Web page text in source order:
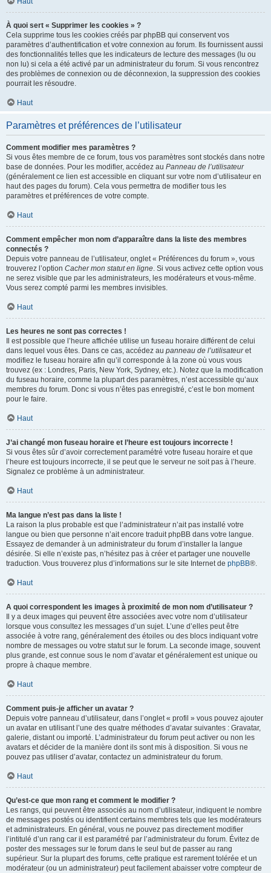
À quoi sert « Supprimer les cookies » ?
Cela supprime tous les cookies créés par phpBB qui conservent vos
paramètres d’authentification et votre connexion au forum. Ils fournissent aussi
des fonctionnalités telles que les indicateurs de lecture des messages (lu ou
non lu) si cela a été activé par un administrateur du forum. Si vous rencontrez
des problèmes de connexion ou de déconnexion, la suppression des cookies
pourrait les résoudre.
Haut
Paramètres et préférences de l’utilisateur
Comment modifier mes paramètres ?
Si vous êtes membre de ce forum, tous vos paramètres sont stockés dans notre
base de données. Pour les modifier, accédez au Panneau de l’utilisateur
(généralement ce lien est accessible en cliquant sur votre nom d’utilisateur en
haut des pages du forum). Cela vous permettra de modifier tous les
paramètres et préférences de votre compte.
Haut
Comment empêcher mon nom d’apparaître dans la liste des membres
connectés ?
Depuis votre panneau de l’utilisateur, onglet « Préférences du forum », vous
trouverez l’option Cacher mon statut en ligne. Si vous activez cette option vous
ne serez visible que par les administrateurs, les modérateurs et vous-même.
Vous serez compté parmi les membres invisibles.
Haut
Les heures ne sont pas correctes !
Il est possible que l’heure affichée utilise un fuseau horaire différent de celui
dans lequel vous êtes. Dans ce cas, accédez au panneau de l’utilisateuret
modifiez le fuseau horaire afin qu’il corresponde à la zone où vous vous
trouvez (ex : Londres, Paris, New York, Sydney, etc.). Notez que la modification
du fuseau horaire, comme la plupart des paramètres, n’est accessible qu’aux
membres du forum. Donc si vous n’êtes pas enregistré, c’est le bon moment
pour le faire.
Haut
J’ai changé mon fuseau horaire et l’heure est toujours incorrecte !
Si vous êtes sûr d’avoir correctement paramétré votre fuseau horaire et que
l’heure est toujours incorrecte, il se peut que le serveur ne soit pas à l’heure.
Signalez ce problème à un administrateur.
Haut
Ma langue n’est pas dans la liste !
La raison la plus probable est que l’administrateur n’ait pas installé votre
langue ou bien que personne n’ait encore traduit phpBB dans votre langue.
Essayez de demander à un administrateur du forum d’installer la langue
désirée. Si elle n’existe pas, n’hésitez pas à créer et partager une nouvelle
traduction. Vous trouverez plus d’informations sur le site Internet de phpBB®.
Haut
A quoi correspondent les images à proximité de mon nom d’utilisateur ?
Il y a deux images qui peuvent être associées avec votre nom d’utilisateur
lorsque vous consultez les messages d’un sujet. L’une d’elles peut être
associée à votre rang, généralement des étoiles ou des blocs indiquant votre
nombre de messages ou votre statut sur le forum. La seconde image, souvent
plus grande, est connue sous le nom d’avatar et généralement est unique ou
propre à chaque membre.
Haut
Comment puis-je afficher un avatar ?
Depuis votre panneau d’utilisateur, dans l’onglet « profil » vous pouvez ajouter
un avatar en utilisant l’une des quatre méthodes d’avatar suivantes : Gravatar,
galerie, distant ou importé. L’administrateur du forum peut activer ou non les
avatars et décider de la manière dont ils sont mis à disposition. Si vous ne
pouvez pas utiliser d’avatar, contactez un administrateur du forum.
Haut
Qu’est-ce que mon rang et comment le modifier ?
Les rangs, qui peuvent être associés au nom d’utilisateur, indiquent le nombre
de messages postés ou identifient certains membres tels que les modérateurs
et administrateurs. En général, vous ne pouvez pas directement modifier
l’intitulé d’un rang car il est paramétré par l’administrateur du forum. Évitez de
poster des messages sur le forum dans le seul but de passer au rang
supérieur. Sur la plupart des forums, cette pratique est rarement tolérée et un
modérateur (ou un administrateur) peut facilement abaisser votre compteur de